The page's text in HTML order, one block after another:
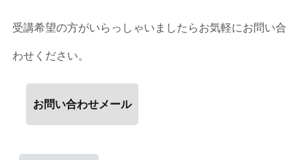
受講希望の方がいらっしゃいましたらお気軽にお問い合
わせください。
お問い合わせメール